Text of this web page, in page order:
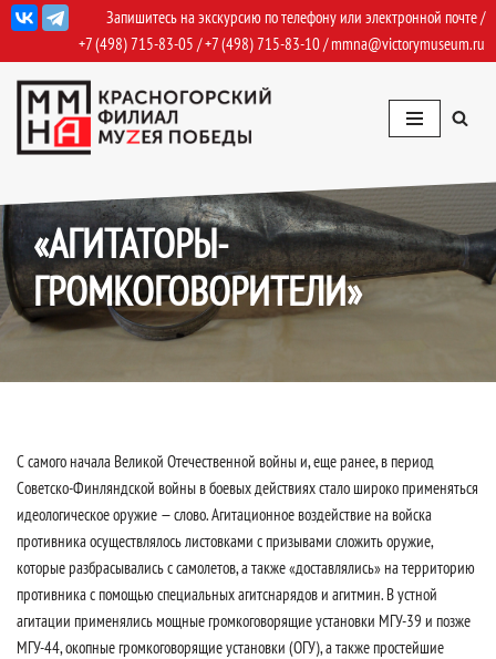
Перейти
к
содержимому
Запишитесь на экскурсию по телефону или электронной почте /
+7 (498) 715-83-05 /+7 (498) 715-83-10/mmna@victorymuseum.ru
«АГИТАТОРЫ-
ГРОМКОГОВОРИТЕЛИ»
С самого начала Великой Отечественной войны и, еще ранее, в период
Советско-Финляндской войны в боевых действиях стало широко применяться
идеологическое оружие — слово. Агитационное воздействие на войска
противника осуществлялось листовками с призывами сложить оружие,
которые разбрасывались с самолетов, а также «доставлялись» на территорию
противника с помощью специальных агитснарядов и агитмин. В устной
агитации применялись мощные громкоговорящие установки МГУ-39 и позже
МГУ-44, окопные громкоговорящие установки (ОГУ), а также простейшие